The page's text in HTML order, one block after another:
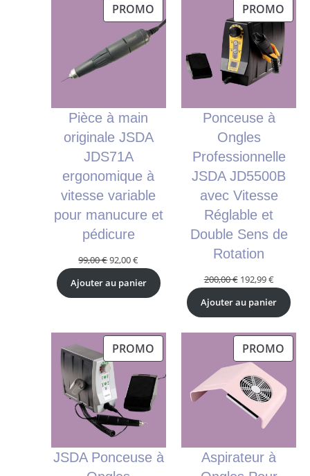
PROMOPRODUIT
EN
PROMOTION
Pièce à main
originale JSDA
JDS71A
ergonomique à
vitesse variable
pour manucure et
pédicure
99,00€Le
initial
92,00€Le
prix
actuel
Ajouter au panier
PROMO
EN
Ponceuse à
Ongles
Professionnelle
JSDA JD5500B
avec Vitesse
Réglable et
Double Sens de
Rotation
200,00€ Le
initial
200,00 €.
192,99€Le
prix
actuel
192,99 €.
Ajouter au panier
PROMOPRODUIT
PROMOTION
JSDA Ponceuse à
PROMO
Aspirateur à